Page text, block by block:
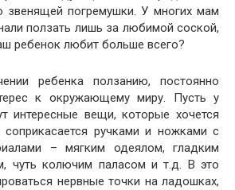
звенящей погремушки. У многих мам
ползать лишь за любимой соской,
ребенок любит больше всего?
ребенка ползанию, постоянно
к окружающему миру. Пусть у
интересные вещи, которые хочется
ручками и ножками с
– мягким одеялом, гладким
чуть колючим паласом и т.д. В это
нервные точки на ладошках,